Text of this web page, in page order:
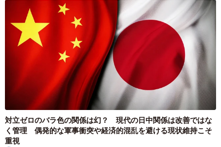
対立ゼロのバラ色の関係は幻？ 現代の日中関係は改善ではな
く管理 偶発的な軍事衝突や経済的混乱を避ける現状維持こそ
重視